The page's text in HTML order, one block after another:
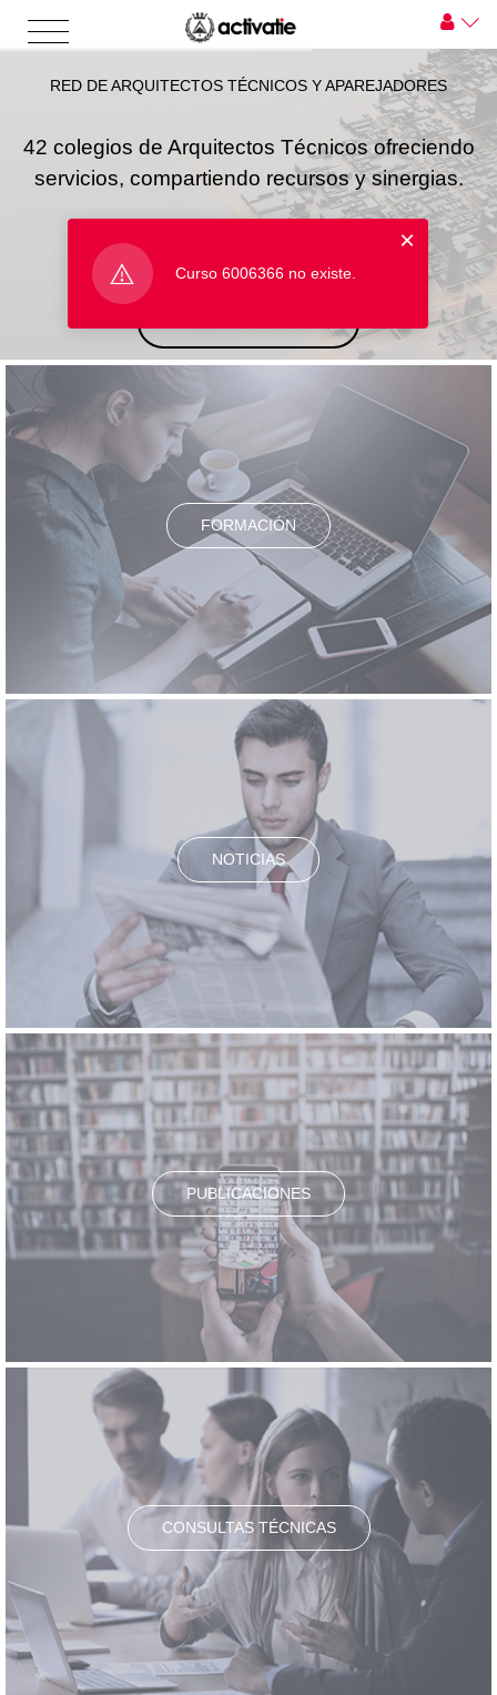
RED DE ARQUITECTOS TÉCNICOS Y APAREJADORES
42 colegios de Arquitectos Técnicos ofreciendo
servicios, compartiendo recursos y sinergias.
FORMACIÓN
NOTICIAS
PUBLICACIONES
CONSULTAS TÉCNICAS
Curso 6006366 no existe.
×